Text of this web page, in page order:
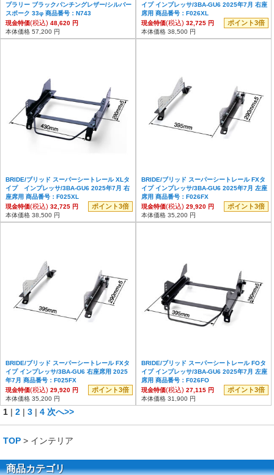
プラリー ブラックパンチングレザー/シルバー
スポーク 33φ 商品番号：N743
現金特価(税込) 48,620 円
本体価格 57,200 円
イプ インプレッサ/3BA-GU6 2025年7月 右座
席用 商品番号：F026XL
現金特価(税込) 32,725 円 ポイント3倍
本体価格 38,500 円
BRIDE/ブリッド スーパーシートレール XLタ
イプ インプレッサ/3BA-GU6 2025年7月 右
座席用 商品番号：F025XL
現金特価(税込) 32,725 円 ポイント3倍
本体価格 38,500 円
BRIDE/ブリッド スーパーシートレール FXタ
イプ インプレッサ/3BA-GU6 2025年7月 左座
席用 商品番号：F026FX
現金特価(税込) 29,920 円 ポイント3倍
本体価格 35,200 円
BRIDE/ブリッド スーパーシートレール FXタ
イプ インプレッサ/3BA-GU6 右座席用 2025
年7月 商品番号：F025FX
現金特価(税込) 29,920 円 ポイント3倍
本体価格 35,200 円
BRIDE/ブリッド スーパーシートレール FOタ
イプ インプレッサ/3BA-GU6 2025年7月 左座
席用 商品番号：F026FO
現金特価(税込) 27,115 円 ポイント3倍
本体価格 31,900 円
1 | 2 | 3 | 4 次へ>>
TOP > インテリア
商品カテゴリ